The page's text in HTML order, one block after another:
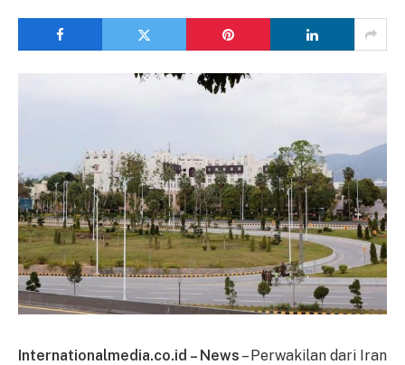
Internationalmedia.co.id – News – Perwakilan dari Iran